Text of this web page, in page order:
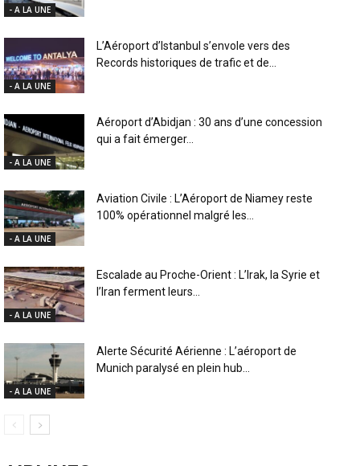
- A LA UNE
- A LA UNE
L’Aéroport d’Istanbul s’envole vers des
Records historiques de trafic et de...
- A LA UNE
Aéroport d’Abidjan : 30 ans d’une concession
qui a fait émerger...
- A LA UNE
Aviation Civile : L’Aéroport de Niamey reste
100% opérationnel malgré les...
- A LA UNE
Escalade au Proche-Orient : L’Irak, la Syrie et
l’Iran ferment leurs...
- A LA UNE
Alerte Sécurité Aérienne : L’aéroport de
Munich paralysé en plein hub...